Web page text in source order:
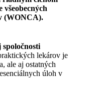
všeobecných
(WONCA).
lekárov je
ale aj ostatných
úloh v